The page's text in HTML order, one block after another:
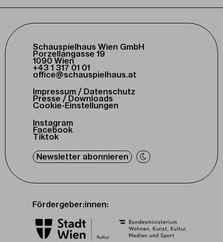
Schauspielhaus Wien GmbH
Porzellangasse 19
1090 Wien
+43 1 317 01 01
office@schauspielhaus.at
Impressum / Datenschutz
Presse / Downloads
Cookie-Einstellungen
Instagram
Facebook
Tiktok
Newsletter abonnieren
Fördergeber:innen: